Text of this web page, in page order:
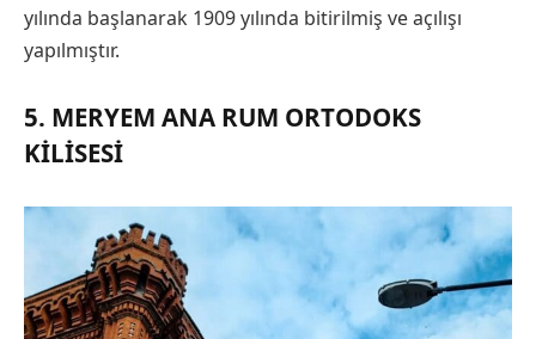
yılında başlanarak 1909 yılında bitirilmiş ve açılışı
yapılmıştır.
5. MERYEM ANA RUM ORTODOKS
KILISESI